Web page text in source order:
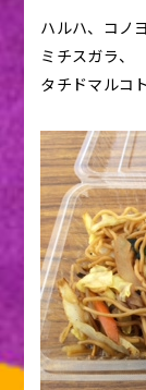
ハルハ、コノ
ミチスガラ、
タチドマルコ